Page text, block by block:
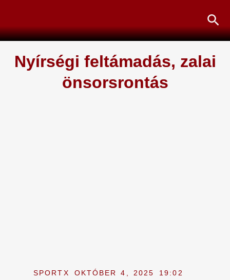
content
Nyírségi feltámadás, zalai
önsorsrontás
SPORTX OKTÓBER 4, 2025 19:02